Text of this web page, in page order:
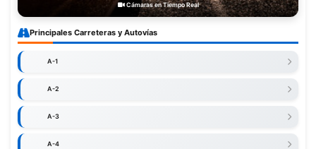
Cámaras en Tiempo Real
Principales Carreteras y Autovías
A-1
A-2
A-3
A-4